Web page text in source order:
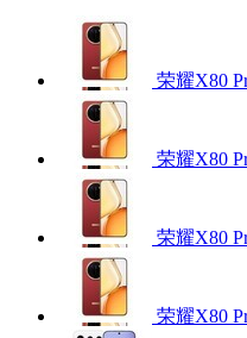
荣耀X80
荣耀X80
荣耀X80
荣耀X80